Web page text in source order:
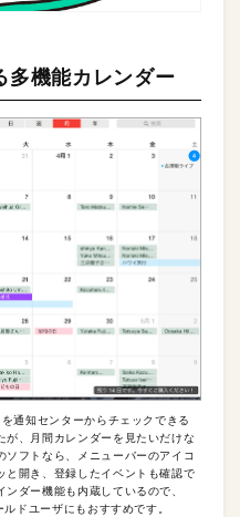
多機能カレンダー
通知センターからチェックできる
が、月間カレンダーを見たいだけな
フトなら、メニューバーのアイコ
と開き、登録したイベントも確認で
ダー機能も内蔵しているので、
ドユーザにもおすすめです。